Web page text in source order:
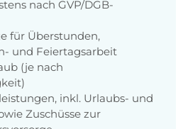
nach GVP/DGB-
für Überstunden,
und Feiertagsarbeit
(je nach
inkl. Urlaubs- und
Zuschüsse zur